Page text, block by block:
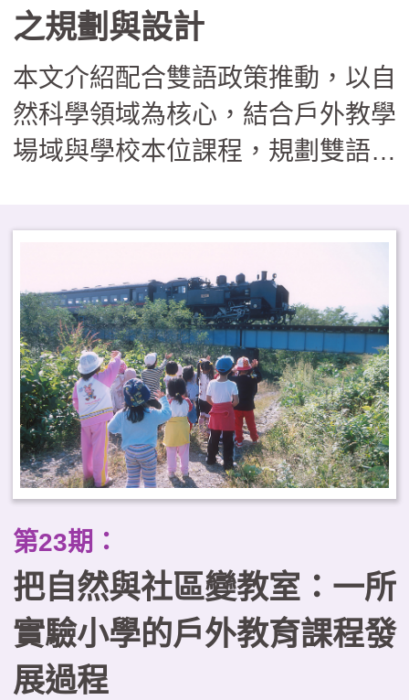
之規劃與設計
本文介紹配合雙語政策推動，以自
然科學領域為核心，結合戶外教學
場域與學校本位課程，規劃雙語戶
容、跨語言溝通、實作及（非）認
程發展與推動進程。
第23期：
把自然與社區變教室：一所
實驗小學的戶外教育課程發
展過程